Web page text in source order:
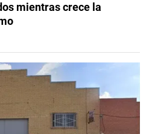
mientras crece la